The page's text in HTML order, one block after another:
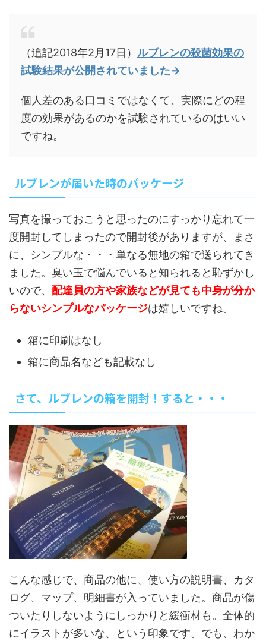
（追記2018年2月17日） ルブレンの殺菌効果の
試験結果が公開されていました→
個人差のある口コミではなくて、実際にどの程
度の効果があるのかを試験されているのはいい
ですね。
ルブレンが届いた時のパッケージ
写真を撮っておこうと思ったのにすっかり忘れて一
度開封してしまったので開封後がありますが、まさ
に、シンプルな・・・単なる無地の箱で送られてき
ました。臭い玉で悩んでいると知られると恥ずかし
いので、 配達員の方や家族などが見ても中身が分か
らないシンプルなパッケージは嬉しいですね。
箱に印刷はなし
箱に商品名なども記載なし
さて、ルブレンの箱を開封！すると・・・
こんな感じで、商品の他に、使い方の説明書、カタ
ログ、マップ、明細書が入っていました。商品が傷
ついたりしないようにしっかりと緩衝材も。全体的
にイラストが多いな、という印象です。でも、わか